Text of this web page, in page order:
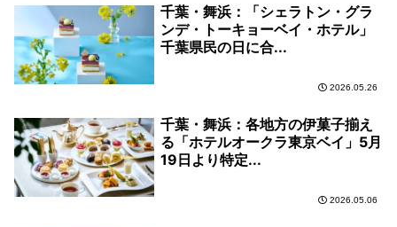
千葉・舞浜：「シェラトン・グラ
ンデ・トーキョーベイ・ホテル」
千葉県民の日に合...
2026.05.26
千葉・舞浜：各地方の伊菓子揃え
る「ホテルオークラ東京ベイ」5月
19日より特定...
2026.05.06